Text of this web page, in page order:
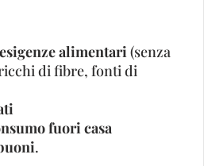
alimentari (senza
di fibre, fonti di
fuori casa
.